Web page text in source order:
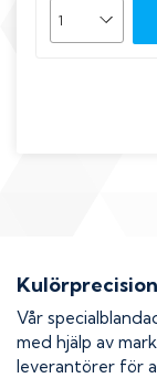
Vår
med hjälp av
leverantörer för